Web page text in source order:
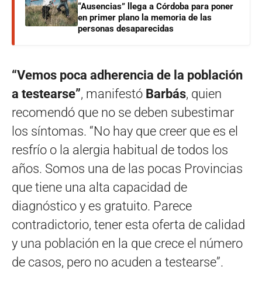
“Ausencias” llega a Córdoba para poner
en primer plano la memoria de las
personas desaparecidas
“Vemos poca adherencia de la población
a testearse”, manifestó Barbás, quien
recomendó que no se deben subestimar
los síntomas. “No hay que creer que es el
resfrío o la alergia habitual de todos los
años. Somos una de las pocas Provincias
que tiene una alta capacidad de
diagnóstico y es gratuito. Parece
contradictorio, tener esta oferta de calidad
y una población en la que crece el número
de casos, pero no acuden a testearse”.